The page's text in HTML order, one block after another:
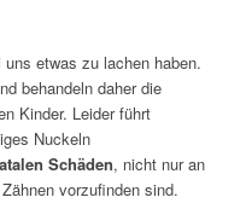
etwas zu lachen haben.
behandeln daher die
Kinder. Leider führt
Nuckeln
Schäden, nicht nur an
vorzufinden sind.